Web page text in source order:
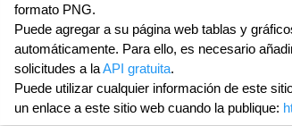
formato PNG.
Puede agregar a su página web tablas y
automáticamente. Para ello, es necesario
solicitudes a laAPI gratuita.
Puede utilizar cualquier información de este
un enlace a este sitio web cuando la publique: